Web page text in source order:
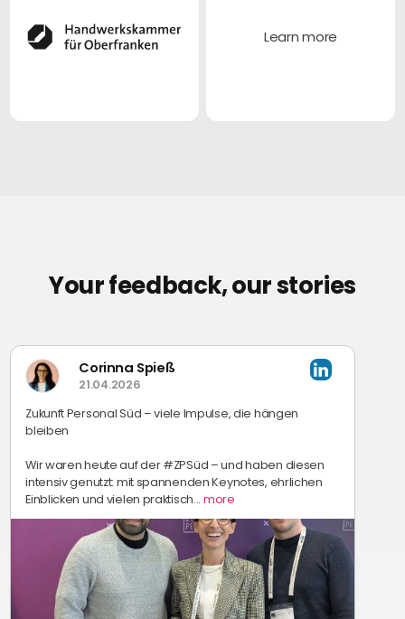
Learn more
Your feedback, our stories
Corinna Spieß
21.04.2026
Zukunft Personal Süd – viele Impulse, die hängen
bleiben
Wir waren heute auf der #ZPSüd – und haben diesen
intensiv genutzt: mit spannenden Keynotes, ehrlichen
Einblicken und vielen praktisch... more